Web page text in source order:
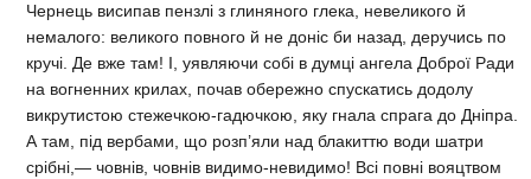
Чернець висипав пензлі з глиняного глека, невеликого й
немалого: великого повного й не доніс би назад, деручись по
кручі. Де вже там! І, уявляючи собі в думці ангела Доброї Ради
на вогненних крилах, почав обережно спускатись додолу
викрутистою стежечкою-гадючкою, яку гнала спрага до Дніпра.
А там, під вербами, що розп’яли над блакиттю води шатри
срібні,— човнів, човнів видимо-невидимо! Всі повні вояцтвом